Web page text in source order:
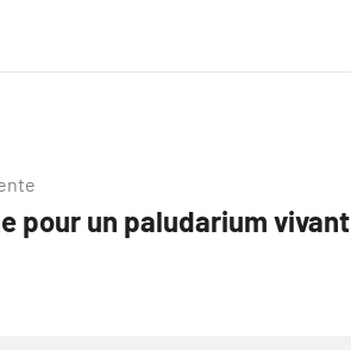
pour un paludarium vivant